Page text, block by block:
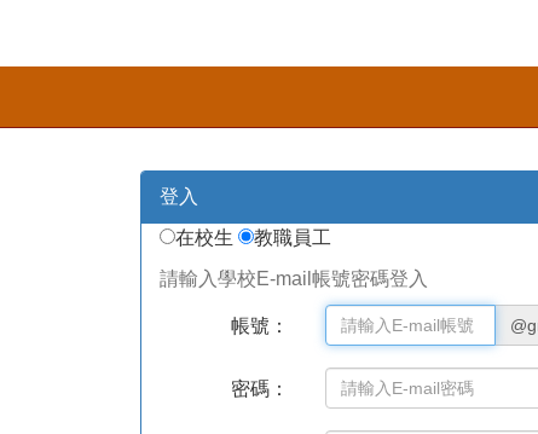
登入
在校生
教職員工
請輸入學校E-mail帳號密碼登入
帳號：
密碼：